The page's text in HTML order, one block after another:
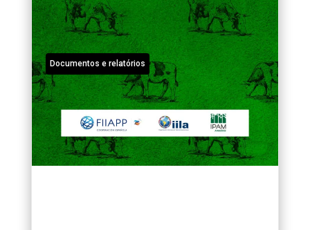
Documentos e relatórios